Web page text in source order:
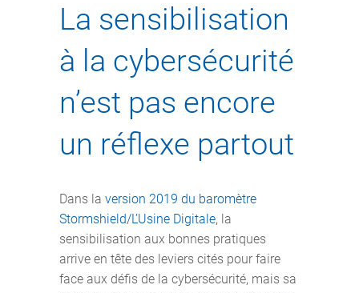
La sensibilisation
à la cybersécurité
n’est pas encore
un réflexe partout
Dans la version 2019 du baromètre
Stormshield/L’Usine Digitale, la
sensibilisation aux bonnes pratiques
arrive en tête des leviers cités pour faire
face aux défis de la cybersécurité, mais sa